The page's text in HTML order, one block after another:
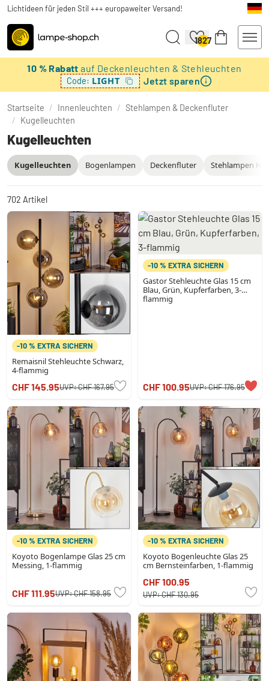
Lichtideen für jeden Stil +++ europaweiter Versand!
1827
10 % Rabattauf Deckenleuchten & Stehleuchten
Code: LIGHT Jetzt sparen
Startseite / Innenleuchten / Stehlampen & Deckenfluter
/ Kugelleuchten
Kugelleuchten
Bogenlampen Deckenfluter Stehlampen
Kugelleuchten
702 Artikel
-10 % EXTRA SICHERN
Remaisnil Stehleuchte Schwarz,
4-flammig
CHF 145.95UVP:CHF 167.95
-10 % EXTRA SICHERN
Gastor Stehleuchte Glas 15 cm
Blau, Grün, Kupferfarben, 3-
flammig
CHF 100.95UVP:CHF 176.95
-10 % EXTRA SICHERN
Koyoto Bogenlampe Glas 25 cm
Messing, 1-flammig
CHF 111.95UVP:CHF 158.95
-10 % EXTRA SICHERN
Koyoto Bogenleuchte Glas 25
cm Bernsteinfarben, 1-flammig
CHF 100.95
UVP:CHF 130.95